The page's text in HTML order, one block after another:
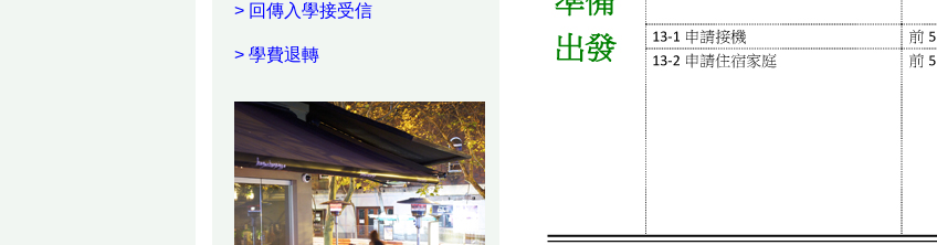
> 回傳入學接受信
> 學費退轉